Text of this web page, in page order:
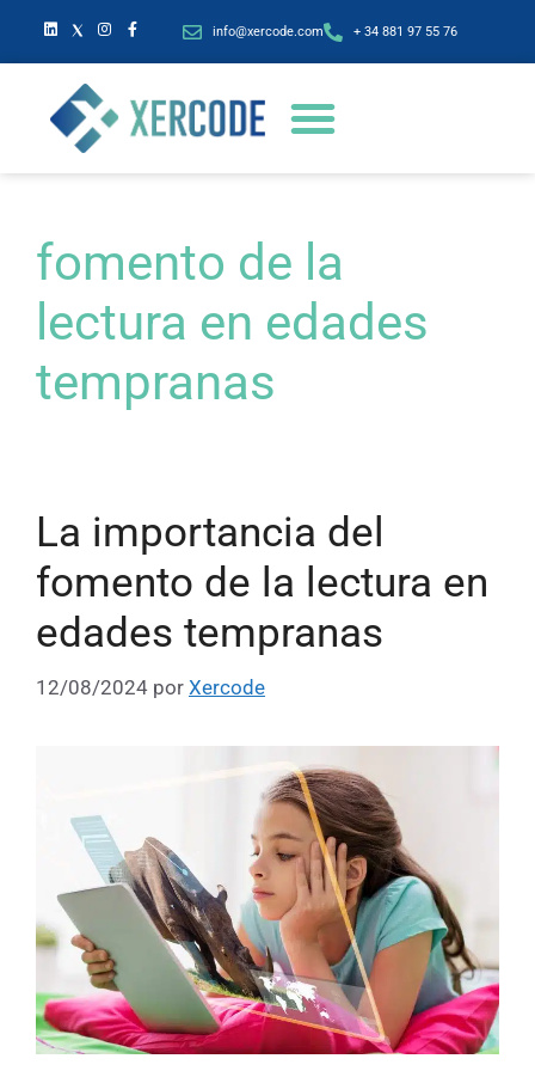
info@xercode.com + 34 881 97 55 76
fomento de la
lectura en edades
tempranas
La importancia del
fomento de la lectura en
edades tempranas
12/08/2024 por Xercode